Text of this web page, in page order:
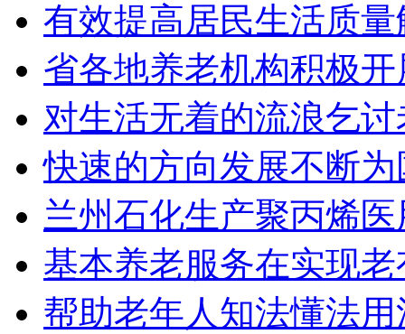
有效提高居民生活质
省各地养老机构积极
对生活无着的流浪乞
快速的方向发展不断
兰州石化生产聚丙烯医
基本养老服务在实现
帮助老年人知法懂法